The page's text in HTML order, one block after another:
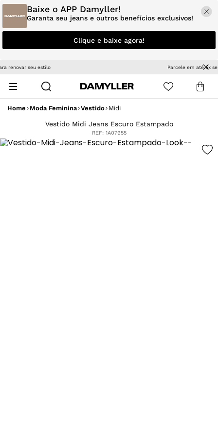
Baixe o APP Damyller!
Garanta seu jeans e outros benefícios exclusivos!
Clique e baixe agora!
Home Moda Feminina Vestido Midi
Vestido Midi Jeans Escuro Estampado
REF: 1A07955